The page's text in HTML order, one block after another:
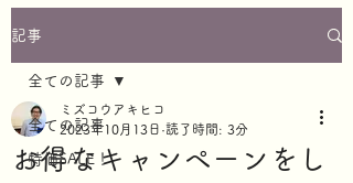
記事
全ての記事
特価SALE！
全ての記事
お得なキャンペーンをし
ミズコウアキヒコ
2023年10月13日 読了時間: 3分